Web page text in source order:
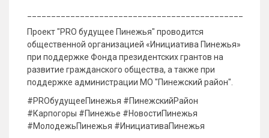
Проект "PRO будущее Пинежья" проводится
общественной организацией «Инициатива Пинежья»
при поддержке Фонда президентских грантов на
развитие гражданского общества, а также при
поддержке администрации МО "Пинежский район".
#PROбудущееПинежья #ПинежскийРайон
#Карпогоры #Пинежье #НовостиПинежья
#МолодежьПинежья #ИнициативаПинежья